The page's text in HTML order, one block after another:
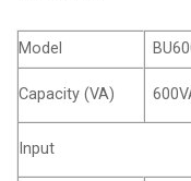
Model
Capacity (VA)
Input